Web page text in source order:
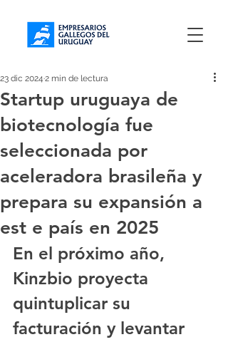
Startup uruguaya de
biotecnología fue
seleccionada por
aceleradora brasileña y
prepara su expansión a
est e país en 2025
23 dic 2024 2 min de lectura
En el próximo año,
Kinzbio proyecta
quintuplicar su
facturación y levantar